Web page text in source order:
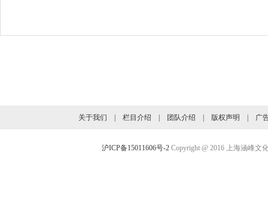
关于我们 | 栏目介绍 | 团队介绍 | 版权声明 | 广
沪ICP备15011606号-2 Copyright @ 2016 上海涵峰文